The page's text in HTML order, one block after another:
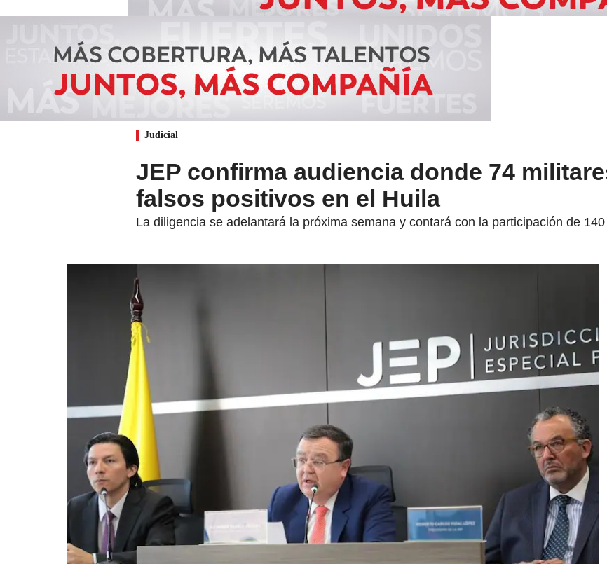
Judicial
JEP confirma audiencia donde 74
falsos positivos en el Huila
La diligencia se adelantará la próxima semana y contará con la participación de